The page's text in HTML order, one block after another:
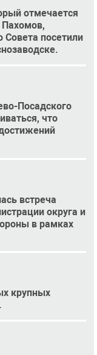
отмечается
Пахомов,
Совета посетили
Посадского
что
встреча
округа и
в рамках
крупных